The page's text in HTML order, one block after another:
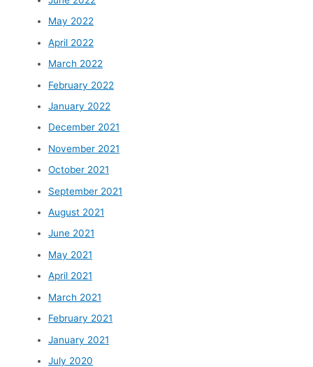
May 2022
April 2022
March 2022
February 2022
January 2022
December 2021
November 2021
October 2021
September 2021
August 2021
June 2021
May 2021
April 2021
March 2021
February 2021
January 2021
July 2020